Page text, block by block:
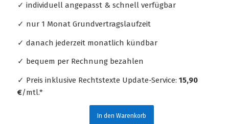
✓ individuell angepasst & schnell verfügbar
✓ nur 1 Monat Grundvertragslaufzeit
✓ danach jederzeit monatlich kündbar
✓ bequem per Rechnung bezahlen
✓ Preis inklusive Rechtstexte Update-Service: 15,90
€/mtl.*
In den Warenkorb